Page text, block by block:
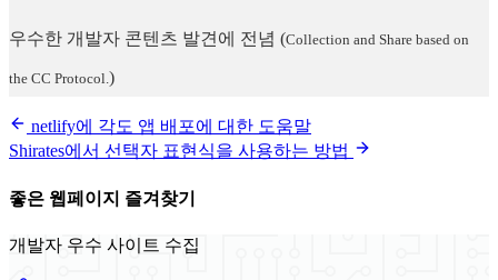
우수한 개발자 콘텐츠 발견에 전념 (Collection and Share based on
the CC Protocol.)
netlify에 각도 앱 배포에 대한 도움말
Shirates에서 선택자 표현식을 사용하는 방법
좋은 웹페이지 즐겨찾기
개발자 우수 사이트 수집